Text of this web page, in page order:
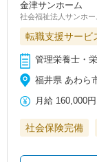
金津サンホーム
社会福祉法人サンホー
転職支援サービ
管理栄養士・
福井県 あわら
月給 160,000円
社会保険完備